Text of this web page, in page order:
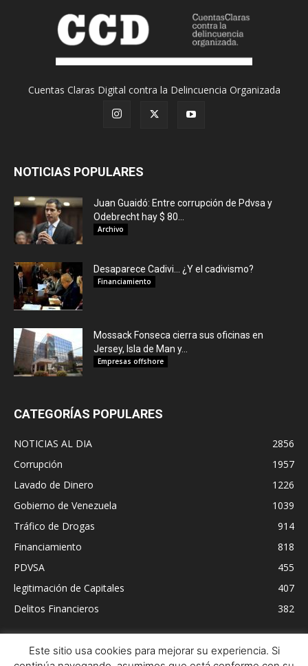
Cuentas Claras Digital contra la Delincuencia Organizada
NOTICIAS POPULARES
Juan Guaidó: Entre corrupción de Pdvsa y
Odebrecht hay $ 80...
Archivo
Desaparece Cadivi… ¿Y el cadivismo?
Financiamiento
Mossack Fonseca cierra sus oficinas en
Jersey, Isla de Man y...
Empresas offshore
CATEGORÍAS POPULARES
NOTICIAS AL DIA
2856
Corrupción
1957
Lavado de Dinero
1226
Gobierno de Venezuela
1039
Tráfico de Drogas
914
Financiamiento
818
PDVSA
455
legitimación de Capitales
407
Delitos Financieros
382
Este sitio usa cookies para mejorar su experiencia. Si